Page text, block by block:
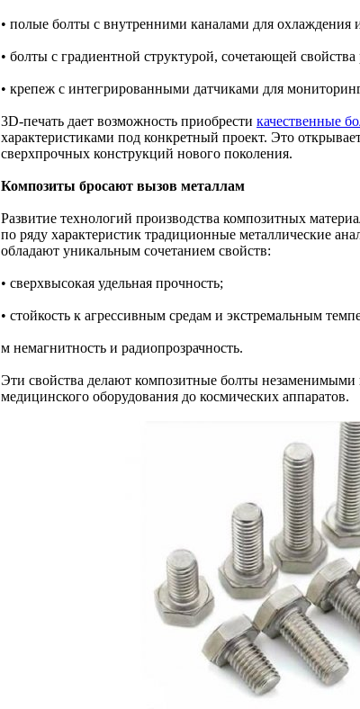
• полые болты с внутренними каналами для охлаждения
• болты с градиентной структурой, сочетающей
• крепеж с интегрированными датчиками для
3D-печать дает возможность приобрести качественные
характеристиками под конкретный проект. Это
сверхпрочных конструкций нового поколения.
Композиты бросают вызов металлам
Развитие технологий производства композитных
по ряду характеристик традиционные металлические
обладают уникальным сочетанием свойств:
• сверхвысокая удельная прочность;
• стойкость к агрессивным средам и экстремальным
м немагнитность и радиопрозрачность.
Эти свойства делают композитные болты незаменимыми
медицинского оборудования до космических аппаратов.